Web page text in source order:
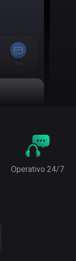
Operativo 24/7